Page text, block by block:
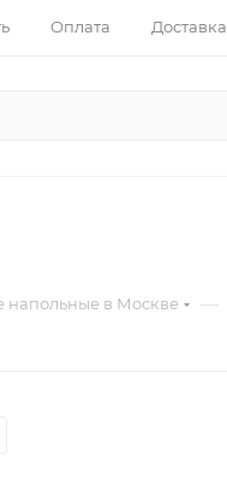
Оплата Доставка
напольные в Москве —